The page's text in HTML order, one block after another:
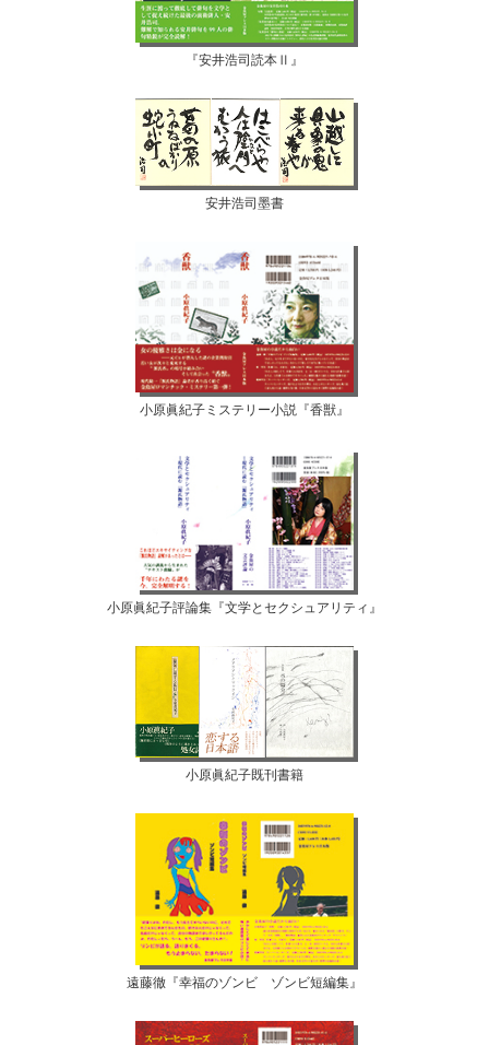
『安井浩司読本Ⅱ』
安井浩司墨書
小原眞紀子ミステリー小説『香獣』
小原眞紀子評論集『文学とセクシュアリティ』
小原眞紀子既刊書籍
遠藤徹『幸福のゾンビ ゾンビ短編集』